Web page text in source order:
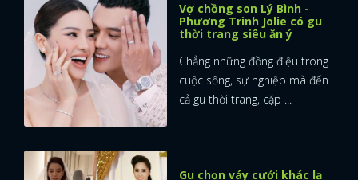
Vợ chồng son Lý Bình -
Phương Trinh Jolie có gu
thời trang siêu ăn ý
Chẳng những đồng điệu trong
cuộc sống, sự nghiệp mà đến
cả gu thời trang, cặp ...
Gu chọn váy cưới khác lạ